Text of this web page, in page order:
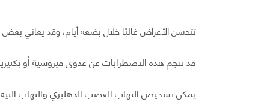
تتحسن الأعراض غالبًا خلال بضعة أيام، وقد يعاني
قد تنجم هذه الاضطرابات عن عدوى فيروسية أو
يمكن تشخيص التهاب العصب الدهليزي والتهاب